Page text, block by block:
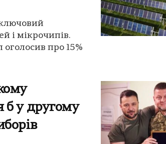
і мікрочипів.
про 15%
б у другому